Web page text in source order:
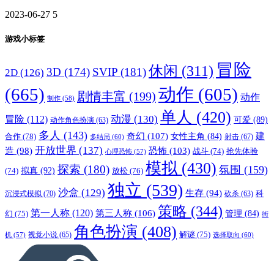
2023-06-27 5
游戏小标签
2D (126) 3D (174) SVIP (181)休闲 (311) 冒险
(665) 制作 (58) 剧情丰富 (199) 动作 (605) 动作
冒险 (112) 动作角色扮演 (63) 动漫 (130) 单人 (420) 可爱 (89)
合作 (78) 多人 (143) 多结局 (60) 奇幻 (107) 女性主角 (84) 射击 (67) 建
造 (98) 开放世界 (137) 心理恐怖 (57) 恐怖 (103) 战斗 (74) 抢先体验
(74) 拟真 (92) 探索 (180) 放松 (76) 模拟 (430) 氛围 (159)
沉浸式模拟 (70) 沙盒 (129) 独立 (539) 生存 (94) 砍杀 (63) 科
幻 (75) 第一人称 (120) 第三人称 (106) 策略 (344) 管理 (84) 街
机 (57) 视觉小说 (65) 角色扮演 (408) 解谜 (75) 选择取向 (60)